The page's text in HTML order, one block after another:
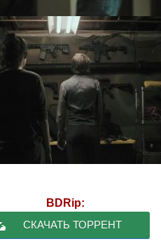
BDRip:
СКАЧАТЬ ТОРРЕНТ